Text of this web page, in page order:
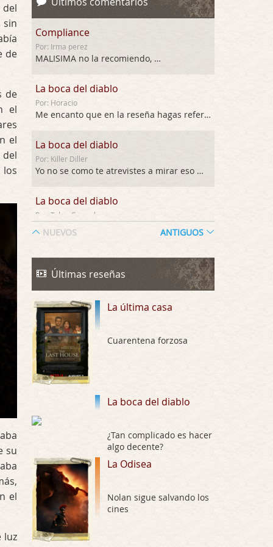
sin
de
de
el
el
su
el
luz
Compliance
Por: Irma perez
MALISIMA no la recomiendo, …
La boca del diablo
Por: Horacio
Me encanto que en la reseña hagas referen …
La boca del diablo
Por: Killer Diller
Yo no se como te atrevistes a mirar eso …
La boca del diablo
Por: Talan Gwynek
Pues eso: muertes aburridas y personajes p …
La Odisea
Por: Talan Gwynek
Draghann, las quejas sobre la diversidad s …
La Odisea
Por: Draghann
No sé si entrar en polémicas con respect …
Trance
Por: Luar
El señor de las moscas
Hungry
Por: Croc
Las 10 películas gore de Almas
NUEVOS ANTIGUOS
Últimas reseñas
La última casa
Cuarentena forzosa
La boca del diablo
¿Tan complicado es hacer
algo decente?
La Odisea
Nolan sigue salvando los
cines